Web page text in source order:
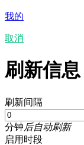
我的
取消
刷新信
刷新间隔
分钟后自动刷新
启用时段